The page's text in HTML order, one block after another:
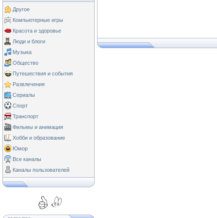
Другое
Компьютерные игры
Красота и здоровье
Люди и блоги
Музыка
Общество
Путешествия и события
Развлечения
Сериалы
Спорт
Транспорт
Фильмы и анимация
Хобби и образование
Юмор
Все каналы
Каналы пользователей